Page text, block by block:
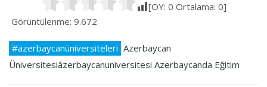
[OY: 0 Ortalama: 0]
Görüntülenme: 9.672
#azerbaycanüniversiteleri Azerbaycan
Üniversitesiâzerbaycanuniversitesi Azerbaycanda Eğitim